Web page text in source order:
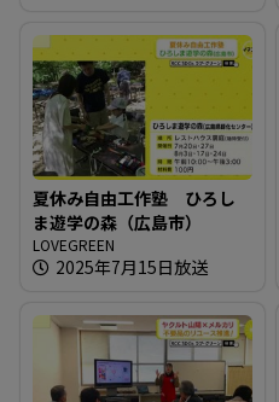
夏休み自由工作塾 ひろし
ま遊学の森（広島市）
LOVEGREEN
2025年7月15日放送